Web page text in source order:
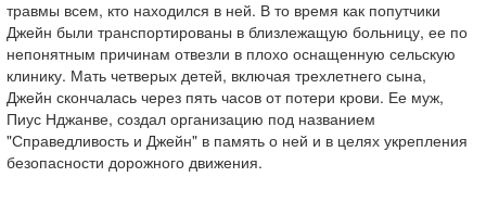
травмы всем, кто находился в ней. В то время как попутчики
Джейн были транспортированы в близлежащую больницу, ее по
непонятным причинам отвезли в плохо оснащенную сельскую
клинику. Мать четверых детей, включая трехлетнего сына,
Джейн скончалась через пять часов от потери крови. Ее муж,
Пиус Нджанве, создал организацию под названием
"Справедливость и Джейн" в память о ней и в целях укрепления
безопасности дорожного движения.